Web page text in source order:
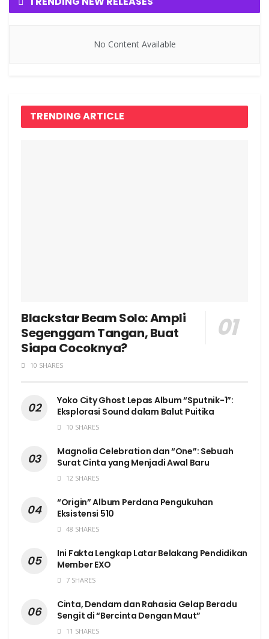
No Content Available
TRENDING ARTICLE
Blackstar Beam Solo: Ampli
Segenggam Tangan, Buat
Siapa Cocoknya?
10 SHARES
Yoko City Ghost Lepas Album “Sputnik-1”:
Eksplorasi Sound dalam Balut Puitika
10 SHARES
Magnolia Celebration dan “One”: Sebuah
Surat Cinta yang Menjadi Awal Baru
12 SHARES
“Origin” Album Perdana Pengukuhan
Eksistensi 510
48 SHARES
Ini Fakta Lengkap Latar Belakang Pendidikan
Member EXO
7 SHARES
Cinta, Dendam dan Rahasia Gelap Beradu
Sengit di “Bercinta Dengan Maut”
11 SHARES